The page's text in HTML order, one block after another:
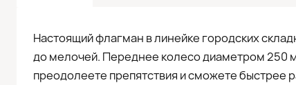
Настоящий флагман в линейке городских
до мелочей. Переднее колесо диаметром 250
преодолеете препятствия и сможете быстрее